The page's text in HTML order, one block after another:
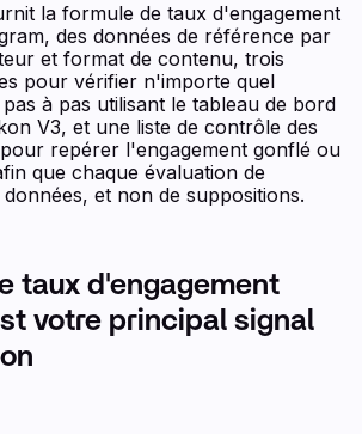
la formule de taux d'engagement
des données de référence par
et format de contenu, trois
pour vérifier n'importe quel
à pas utilisant le tableau de bord
V3, et une liste de contrôle des
repérer l'engagement gonflé ou
que chaque évaluation de
et non de suppositions.
taux d'engagement
votre principal signal